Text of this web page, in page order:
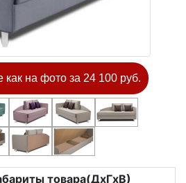
как на фото за 24 100 руб.
товара(ДxГxВ)